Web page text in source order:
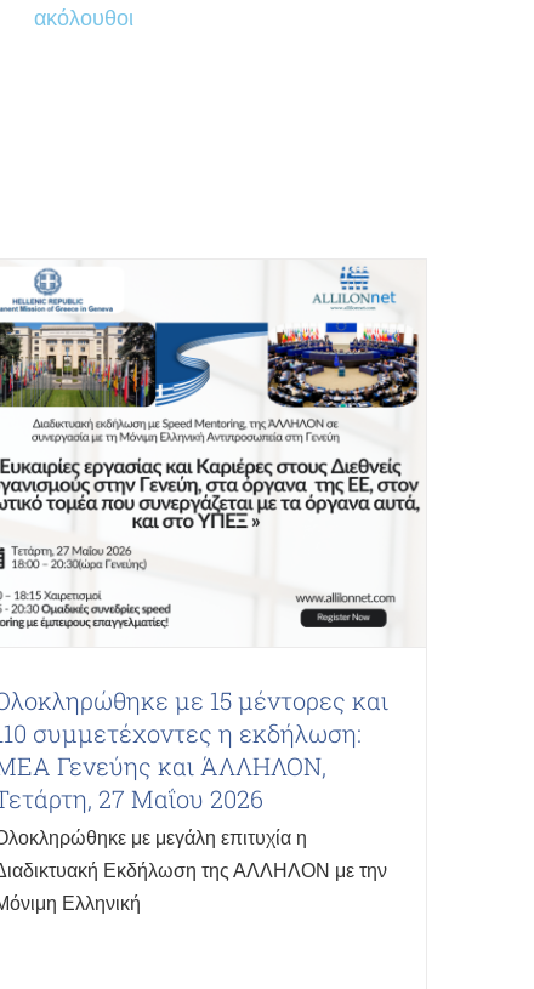
ακόλουθοι
με 15 μέντορες και
συμμετέχοντες η εκδήλωση:
Γενεύης και ΆΛΛΗΛΟΝ,
27 Μαΐου 2026
με μεγάλη επιτυχία η
Εκδήλωση της ΑΛΛΗΛΟΝ με την
Ελληνική